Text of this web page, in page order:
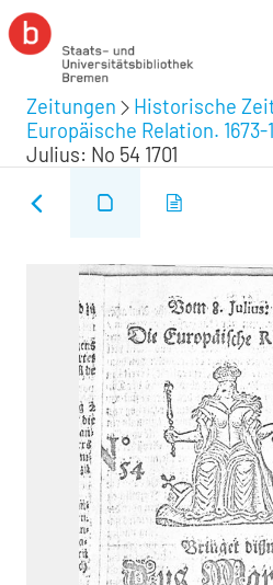
Zeitungen Historische
Europäische Relation. 1673-
Julius: No 54 1701